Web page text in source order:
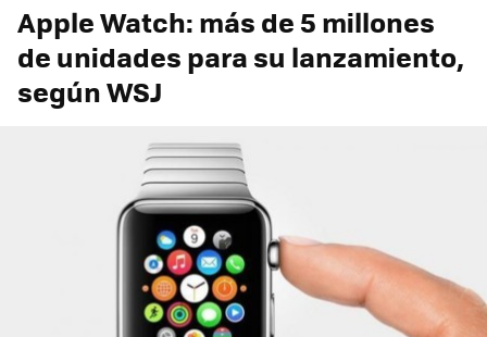
Apple Watch: más de 5 millones
de unidades para su lanzamiento,
según WSJ